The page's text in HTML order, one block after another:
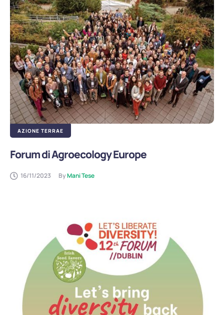
AZIONE TERRAE
Forum di Agroecology Europe
16/11/2023 By Mani Tese